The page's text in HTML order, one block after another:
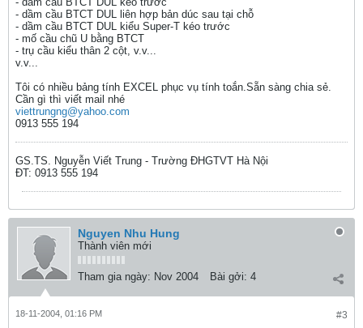
- dầm cầu BTCT DUL liên hợp bản dúc sau tại chỗ
- dầm cầu BTCT DUL kiểu Super-T kéo trước
- mố cầu chũ U bằng BTCT
- trụ cầu kiểu thân 2 cột, v.v...
v.v...
Tôi có nhiều bảng tính EXCEL phục vụ tính toắn.Sẵn sàng chia sẻ.
Cần gì thì viết mail nhé
viettrungng@yahoo.com
0913 555 194
GS.TS. Nguyễn Viết Trung - Trường ĐHGTVT Hà Nội
ĐT: 0913 555 194
Nguyen Nhu Hung
Thành viên mới
Tham gia ngày: Nov 2004 Bài gởi: 4
#3
18-11-2004, 01:16 PM